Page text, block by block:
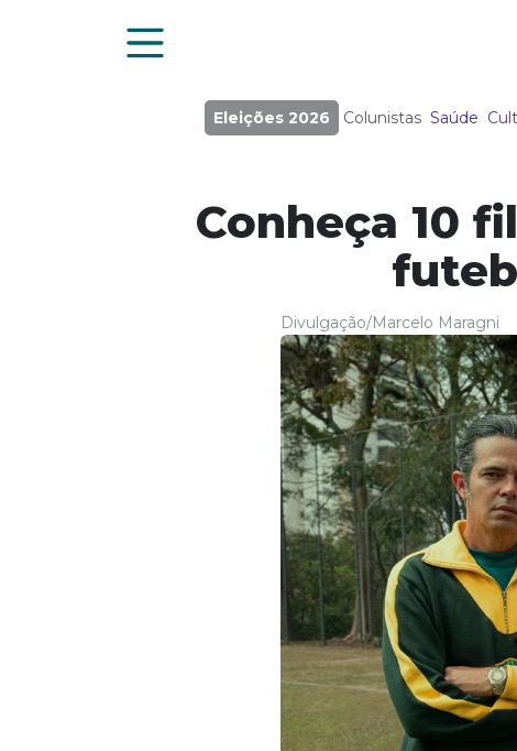
Eleições 2026 Colunistas Saúde
Conheça 10
Divulgação/Marcelo Maragni